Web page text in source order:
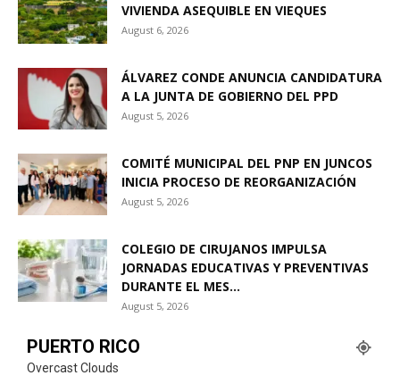
VIVIENDA ASEQUIBLE EN VIEQUES
August 6, 2026
ÁLVAREZ CONDE ANUNCIA CANDIDATURA
A LA JUNTA DE GOBIERNO DEL PPD
August 5, 2026
COMITÉ MUNICIPAL DEL PNP EN JUNCOS
INICIA PROCESO DE REORGANIZACIÓN
August 5, 2026
COLEGIO DE CIRUJANOS IMPULSA
JORNADAS EDUCATIVAS Y PREVENTIVAS
DURANTE EL MES...
August 5, 2026
PUERTO RICO
Overcast Clouds